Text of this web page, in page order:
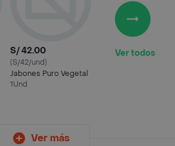
S/ 42.00
(S/42/und)
Jabones Puro Vegetal
1Und
Ver todos
Ver más